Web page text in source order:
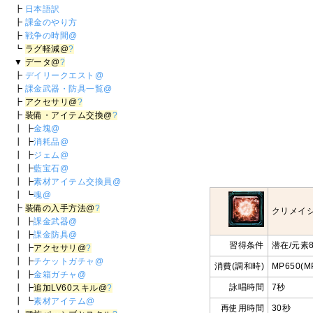
クリメイ
習得条件 潜在/元素
消費(調和時)
詠唱時間 7秒
再使用時間 30秒
┣ 日本語訳
┣ 課金のやり方
┣ 戦争の時間@
┗ ラグ軽減@?
▼ データ@?
┣ デイリークエスト@
┣ 課金武器・防具一覧@
┣ アクセサリ@?
┣ 装備・アイテム交換@?
┃ ┣金塊@
┃ ┣消耗品@
┃ ┣ジェム@
┃ ┣藍宝石@
┃ ┣素材アイテム交換員@
┃ ┗魂@
┣ 装備の入手方法@?
┃ ┣課金武器@
┃ ┣課金防具@
┃ ┣アクセサリ@?
┃ ┣チケットガチャ@
┃ ┣金箱ガチャ@
┃ ┣追加LV60スキル@?
┃ ┗素材アイテム@